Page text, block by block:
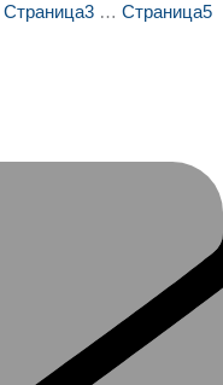
Страница3 … Страница5